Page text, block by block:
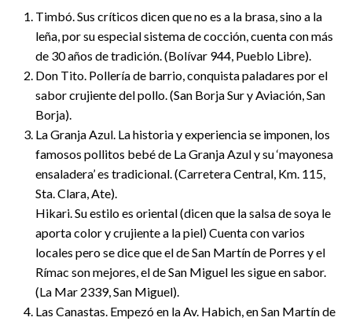
Timbó. Sus críticos dicen que no es a la brasa, sino a la
leña, por su especial sistema de cocción, cuenta con más
de 30 años de tradición. (Bolívar 944, Pueblo Libre).
Don Tito. Pollería de barrio, conquista paladares por el
sabor crujiente del pollo. (San Borja Sur y Aviación, San
Borja).
La Granja Azul. La historia y experiencia se imponen, los
famosos pollitos bebé de La Granja Azul y su ‘mayonesa
ensaladera’ es tradicional. (Carretera Central, Km. 115,
Sta. Clara, Ate).
Hikari. Su estilo es oriental (dicen que la salsa de soya le
aporta color y crujiente a la piel) Cuenta con varios
locales pero se dice que el de San Martín de Porres y el
Rímac son mejores, el de San Miguel les sigue en sabor.
(La Mar 2339, San Miguel).
Las Canastas. Empezó en la Av. Habich, en San Martín de